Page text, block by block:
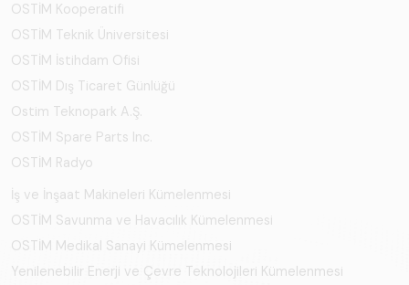
OSTİM Kooperatifi
OSTİM Teknik Üniversitesi
OSTİM İstihdam Ofisi
OSTİM Dış Ticaret Günlüğü
Ostim Teknopark A.Ş.
OSTİM Spare Parts Inc.
OSTİM Radyo
İş ve İnşaat Makineleri Kümelenmesi
OSTİM Savunma ve Havacılık Kümelenmesi
OSTİM Medikal Sanayi Kümelenmesi
Yenilenebilir Enerji ve Çevre Teknolojileri Kümelenmesi